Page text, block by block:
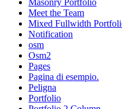
Meet the Team
Mixed Fullwidth
Notification
osm
Osm2
Pages
Pagina di esempio.
Peligna
Portfolio